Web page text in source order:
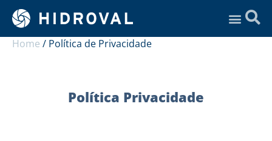
Home / Política de Privacidade
Política Privacidade